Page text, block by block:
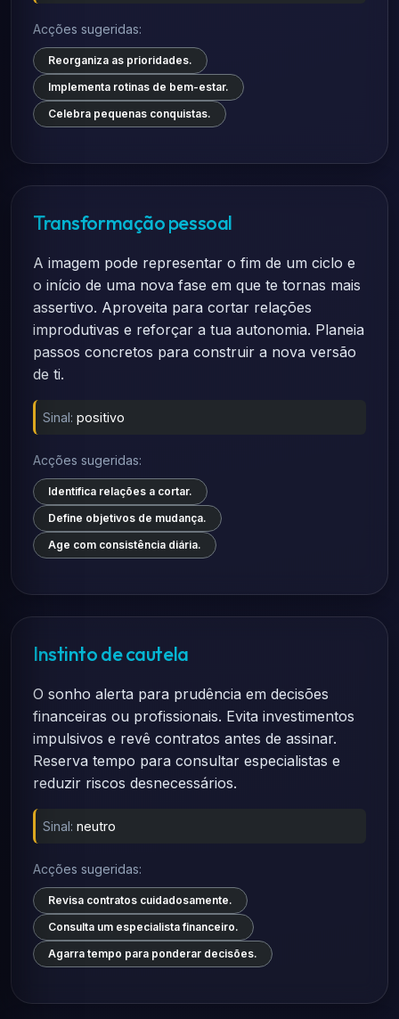
Acções sugeridas:
Reorganiza as prioridades.
Implementa rotinas de bem-estar.
Celebra pequenas conquistas.
Transformação pessoal
A imagem pode representar o fim de um ciclo e
o início de uma nova fase em que te tornas mais
assertivo. Aproveita para cortar relações
improdutivas e reforçar a tua autonomia. Planeia
passos concretos para construir a nova versão
de ti.
Sinal: positivo
Acções sugeridas:
Identifica relações a cortar.
Define objetivos de mudança.
Age com consistência diária.
Instinto de cautela
O sonho alerta para prudência em decisões
financeiras ou profissionais. Evita investimentos
impulsivos e revê contratos antes de assinar.
Reserva tempo para consultar especialistas e
reduzir riscos desnecessários.
Sinal: neutro
Acções sugeridas:
Revisa contratos cuidadosamente.
Consulta um especialista financeiro.
Agarra tempo para ponderar decisões.